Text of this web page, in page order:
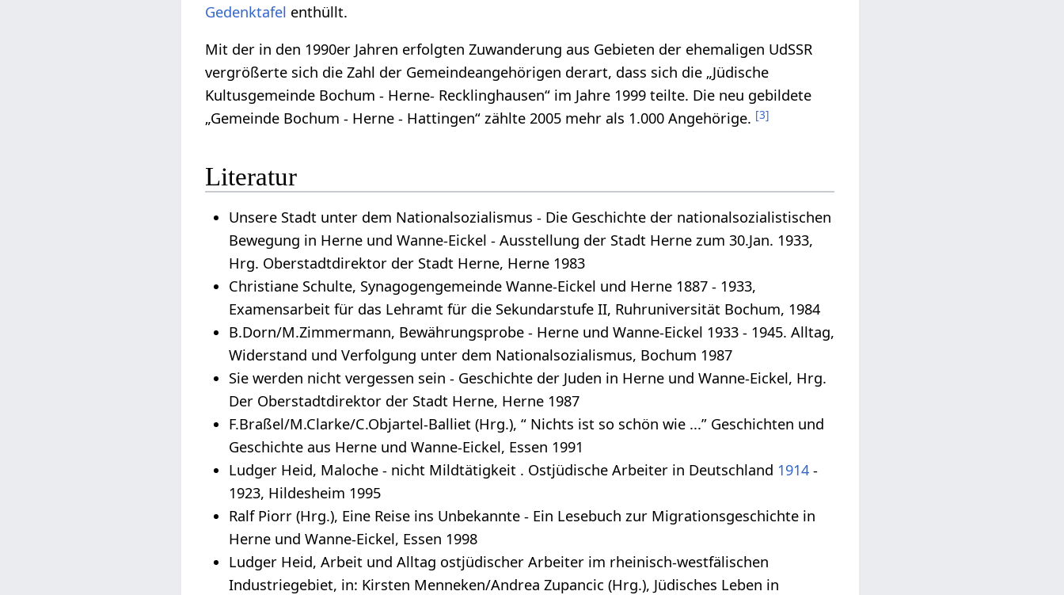
Gedenktafel enthüllt.
Mit der in den 1990er Jahren erfolgten Zuwanderung aus Gebieten der ehemaligen UdSSR
vergrößerte sich die Zahl der Gemeindeangehörigen derart, dass sich die „Jüdische
Kultusgemeinde Bochum - Herne- Recklinghausen“ im Jahre 1999 teilte. Die neu gebildete
„Gemeinde Bochum - Herne - Hattingen“ zählte 2005 mehr als 1.000 Angehörige. [3]
Literatur
Unsere Stadt unter dem Nationalsozialismus - Die Geschichte der nationalsozialistischen
Bewegung in Herne und Wanne-Eickel - Ausstellung der Stadt Herne zum 30.Jan. 1933,
Hrg. Oberstadtdirektor der Stadt Herne, Herne 1983
Christiane Schulte, Synagogengemeinde Wanne-Eickel und Herne 1887 - 1933,
Examensarbeit für das Lehramt für die Sekundarstufe II, Ruhruniversität Bochum, 1984
B.Dorn/M.Zimmermann, Bewährungsprobe - Herne und Wanne-Eickel 1933 - 1945. Alltag,
Widerstand und Verfolgung unter dem Nationalsozialismus, Bochum 1987
Sie werden nicht vergessen sein - Geschichte der Juden in Herne und Wanne-Eickel, Hrg.
Der Oberstadtdirektor der Stadt Herne, Herne 1987
F.Braßel/M.Clarke/C.Objartel-Balliet (Hrg.), “ Nichts ist so schön wie ...” Geschichten und
Geschichte aus Herne und Wanne-Eickel, Essen 1991
Ludger Heid, Maloche - nicht Mildtätigkeit . Ostjüdische Arbeiter in Deutschland 1914-
1923, Hildesheim 1995
Ralf Piorr (Hrg.), Eine Reise ins Unbekannte - Ein Lesebuch zur Migrationsgeschichte in
Herne und Wanne-Eickel, Essen 1998
Ludger Heid, Arbeit und Alltag ostjüdischer Arbeiter im rheinisch-westfälischen
Industriegebiet, in: Kirsten Menneken/Andrea Zupancic (Hrg.), Jüdisches Leben in